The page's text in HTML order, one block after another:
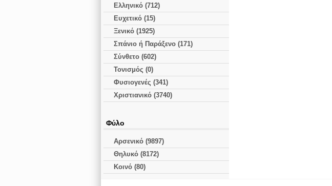
Ελληνικό (712)
Ευχετικό (15)
Ξενικό (1925)
Σπάνιο ή Παράξενο (171)
Σύνθετο (602)
Τονισμός (0)
Φυσιογενές (341)
Χριστιανικό (3740)
Φύλο
Αρσενικό (9897)
Θηλυκό (8172)
Κοινό (80)